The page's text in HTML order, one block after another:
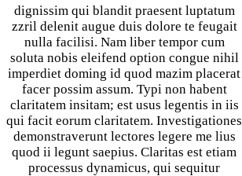
dignissim qui blandit praesent luptatum
zzril delenit augue duis dolore te feugait
nulla facilisi. Nam liber tempor cum
soluta nobis eleifend option congue nihil
imperdiet doming id quod mazim placerat
facer possim assum. Typi non habent
claritatem insitam; est usus legentis in iis
qui facit eorum claritatem. Investigationes
demonstraverunt lectores legere me lius
quod ii legunt saepius. Claritas est etiam
processus dynamicus, qui sequitur